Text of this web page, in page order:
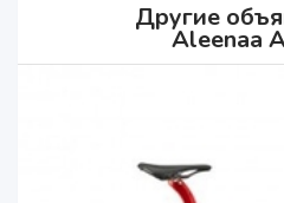
Другие
Aleenaa